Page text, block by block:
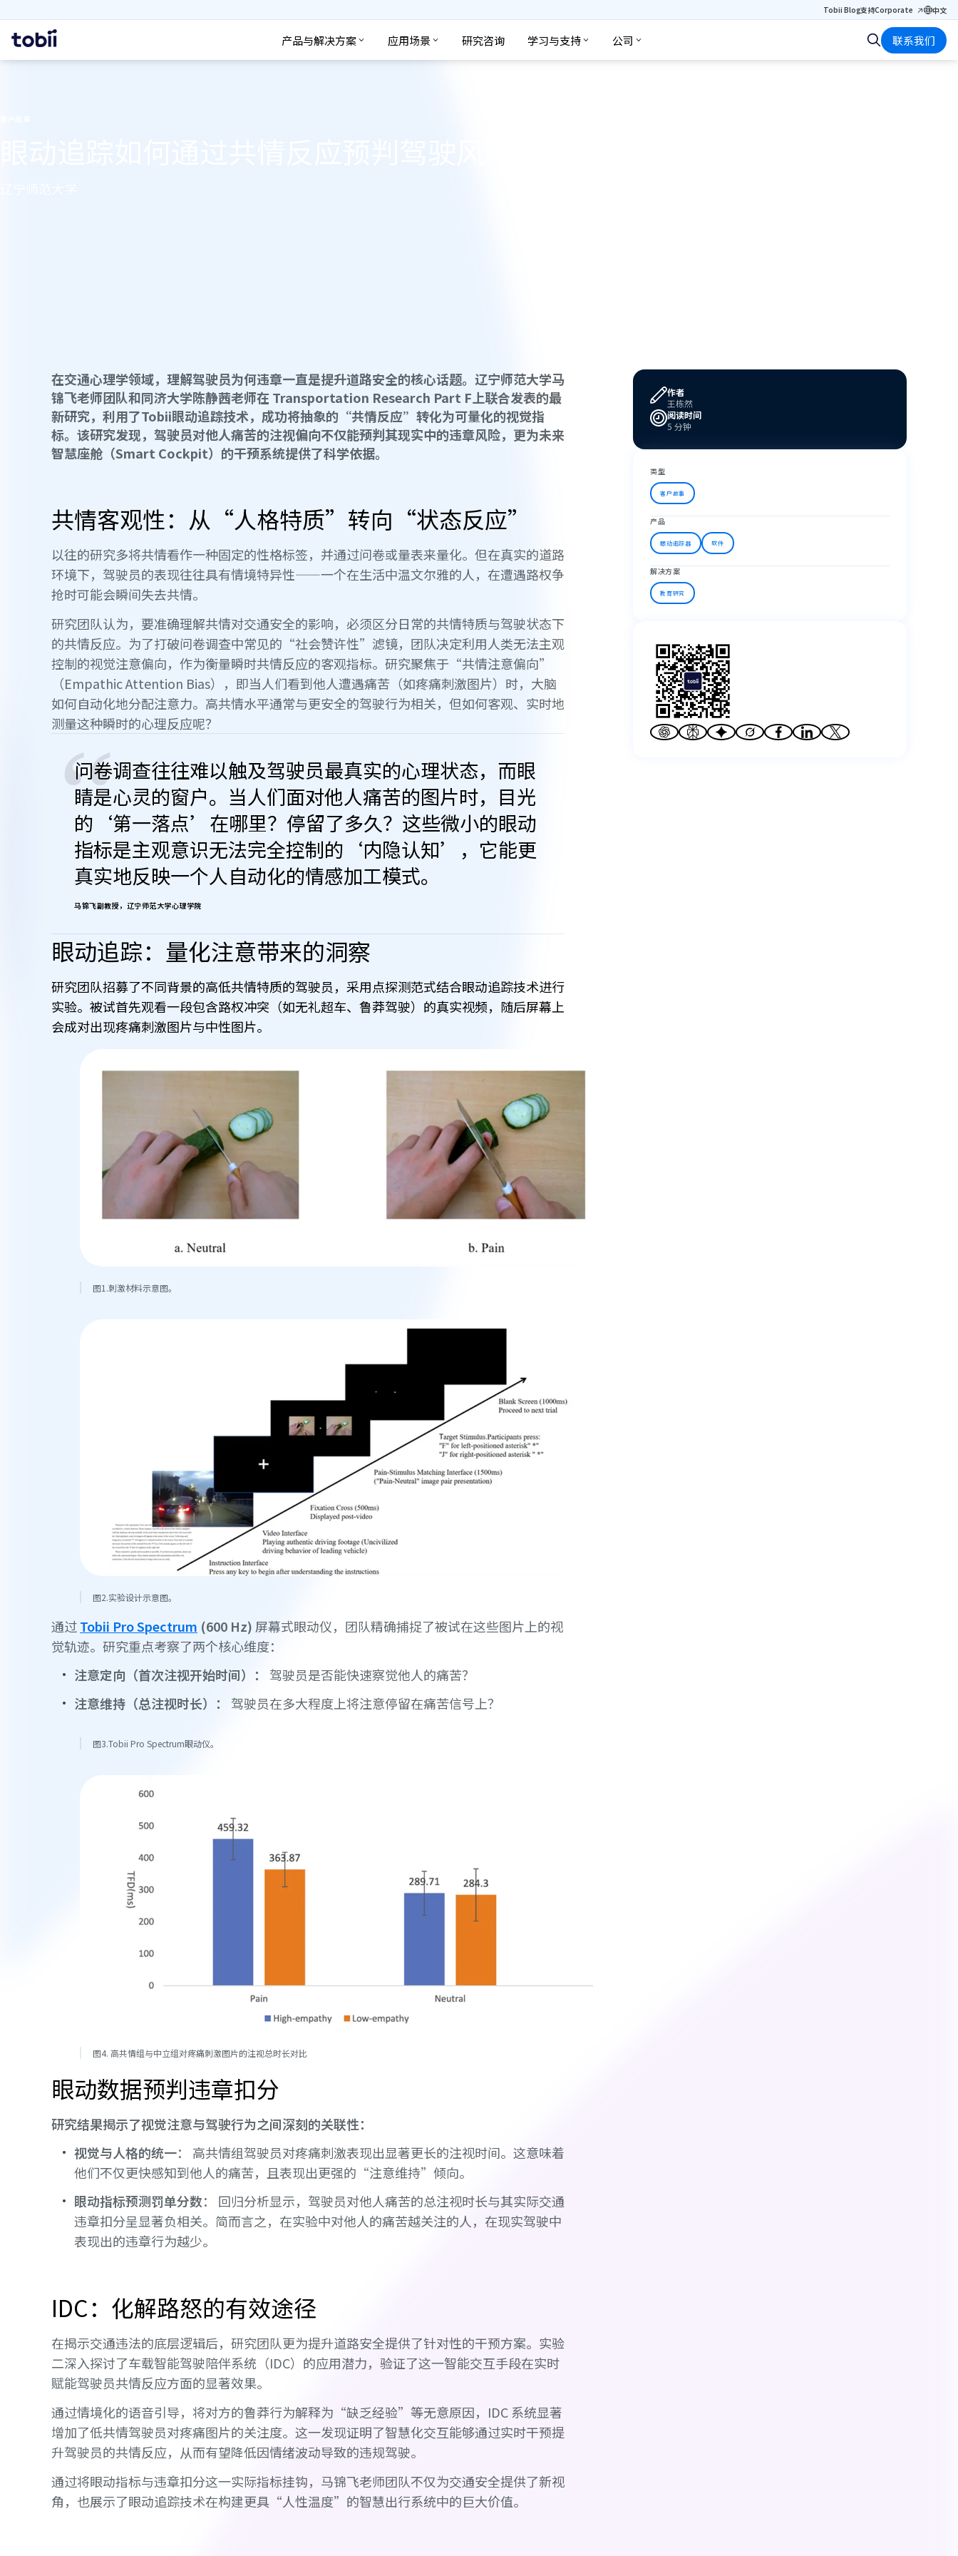
Tobii Blog支持Corporate 中文
首
页
产品与解决方案 应用场景 研究咨询 学习与支持 公司
搜索 联系我们
在交通心理学领域，理解驾驶员为何违章一直是提升道路安全的核心话题。辽宁师范大学马
锦飞老师团队和同济大学陈静茜老师在 Transportation Research Part F上联合发表的最
新研究，利用了Tobii眼动追踪技术，成功将抽象的“共情反应”转化为可量化的视觉指
标。该研究发现，驾驶员对他人痛苦的注视偏向不仅能预判其现实中的违章风险，更为未来
智慧座舱（Smart Cockpit）的干预系统提供了科学依据。
共情客观性：从“人格特质”转向“状态反应”
以往的研究多将共情看作一种固定的性格标签，并通过问卷或量表来量化。但在真实的道路
环境下，驾驶员的表现往往具有情境特异性——一个在生活中温文尔雅的人，在遭遇路权争
抢时可能会瞬间失去共情。
研究团队认为，要准确理解共情对交通安全的影响，必须区分日常的共情特质与驾驶状态下
的共情反应。为了打破问卷调查中常见的“社会赞许性”滤镜，团队决定利用人类无法主观
控制的视觉注意偏向，作为衡量瞬时共情反应的客观指标。研究聚焦于“共情注意偏向”
（Empathic Attention Bias），即当人们看到他人遭遇痛苦（如疼痛刺激图片）时，大脑
如何自动化地分配注意力。高共情水平通常与更安全的驾驶行为相关，但如何客观、实时地
测量这种瞬时的心理反应呢？
“
问卷调查往往难以触及驾驶员最真实的心理状态，而眼
睛是心灵的窗户。当人们面对他人痛苦的图片时，目光
的‘第一落点’在哪里？停留了多久？这些微小的眼动
指标是主观意识无法完全控制的‘内隐认知’，它能更
真实地反映一个人自动化的情感加工模式。
马锦飞副教授，辽宁师范大学心理学院
眼动追踪：量化注意带来的洞察
研究团队招募了不同背景的高低共情特质的驾驶员，采用点探测范式结合眼动追踪技术进行
实验。被试首先观看一段包含路权冲突（如无礼超车、鲁莽驾驶）的真实视频，随后屏幕上
会成对出现疼痛刺激图片与中性图片。
图1.刺激材料示意图。
图2.实验设计示意图。
通过Tobii Pro Spectrum (600 Hz) 屏幕式眼动仪，团队精确捕捉了被试在这些图片上的视
觉轨迹。研究重点考察了两个核心维度：
注意定向（首次注视开始时间）：
驾驶员是否能快速察觉他人的痛苦？
注意维持（总注视时长）：
驾驶员在多大程度上将注意停留在痛苦信号上？
图3.Tobii Pro Spectrum眼动仪。
图4. 高共情组与中立组对疼痛刺激图片的注视总时长对比
眼动数据预判违章扣分
研究结果揭示了视觉注意与驾驶行为之间深刻的关联性：
视觉与人格的统一： 高共情组驾驶员对疼痛刺激表现出显著更长的注视时间。这意味着
他们不仅更快感知到他人的痛苦，且表现出更强的“注意维持”倾向。
眼动指标预测罚单分数： 回归分析显示，驾驶员对他人痛苦的总注视时长与其实际交通
违章扣分呈显著负相关。简而言之，在实验中对他人的痛苦越关注的人，在现实驾驶中
表现出的违章行为越少。
IDC：化解路怒的有效途径
在揭示交通违法的底层逻辑后，研究团队更为提升道路安全提供了针对性的干预方案。实验
二深入探讨了车载智能驾驶陪伴系统（IDC）的应用潜力，验证了这一智能交互手段在实时
赋能驾驶员共情反应方面的显著效果。
通过情境化的语音引导，将对方的鲁莽行为解释为“缺乏经验”等无意原因，IDC 系统显著
增加了低共情驾驶员对疼痛图片的关注度。这一发现证明了智慧化交互能够通过实时干预提
升驾驶员的共情反应，从而有望降低因情绪波动导致的违规驾驶。
通过将眼动指标与违章扣分这一实际指标挂钩，马锦飞老师团队不仅为交通安全提供了新视
角，也展示了眼动追踪技术在构建更具“人性温度”的智慧出行系统中的巨大价值。
作者
王栋然
阅读时间
5 分钟
类型
客户故事
产品
眼动追踪器 软件
解决方案
教育研究